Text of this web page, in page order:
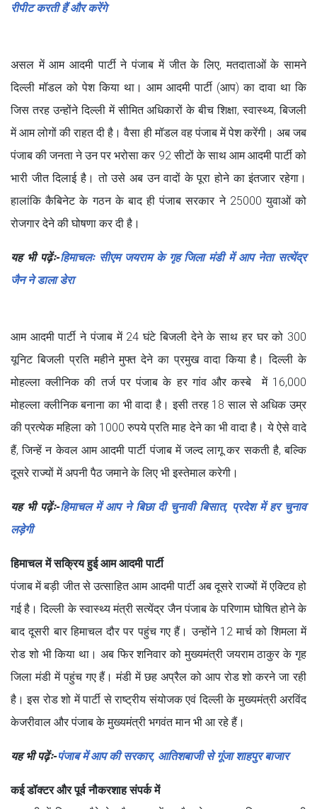
रीपीट करती हैं और करेंगे
असल में आम आदमी पार्टी ने पंजाब में जीत के लिए, मतदाताओं के सामने
दिल्ली मॉडल को पेश किया था। आम आदमी पार्टी (आप) का दावा था कि
जिस तरह उन्होंने दिल्ली में सीमित अधिकारों के बीच शिक्षा, स्वास्थ्य, बिजली
में आम लोगों की राहत दी है। वैसा ही मॉडल वह पंजाब में पेश करेंगी। अब जब
पंजाब की जनता ने उन पर भरोसा कर 92 सीटों के साथ आम आदमी पार्टी को
भारी जीत दिलाई है। तो उसे अब उन वादों के पूरा होने का इंतजार रहेगा।
हालांकि कैबिनेट के गठन के बाद ही पंजाब सरकार ने 25000 युवाओं को
रोजगार देने की घोषणा कर दी है।
यह भी पढ़ेंः-हिमाचलः सीएम जयराम के गृह जिला मंडी में आप नेता सत्येंद्र
जैन ने डाला डेरा
आम आदमी पार्टी ने पंजाब में 24 घंटे बिजली देने के साथ हर घर को 300
यूनिट बिजली प्रति महीने मुफ्त देने का प्रमुख वादा किया है। दिल्ली के
मोहल्ला क्लीनिक की तर्ज पर पंजाब के हर गांव और कस्बे में 16,000
मोहल्ला क्लीनिक बनाना का भी वादा है। इसी तरह 18 साल से अधिक उम्र
की प्रत्येक महिला को 1000 रुपये प्रति माह देने का भी वादा है। ये ऐसे वादे
हैं, जिन्हें न केवल आम आदमी पार्टी पंजाब में जल्द लागू कर सकती है, बल्कि
दूसरे राज्यों में अपनी पैठ जमाने के लिए भी इस्तेमाल करेगी।
यह भी पढ़ेंः-हिमाचल में आप ने बिछा दी चुनावी बिसात, प्रदेश में हर चुनाव
लड़ेगी
हिमाचल में सक्रिय हुई आम आदमी पार्टी
पंजाब में बड़ी जीत से उत्साहित आम आदमी पार्टी अब दूसरे राज्यों में एक्टिव हो
गई है। दिल्ली के स्वास्थ्य मंत्री सत्येंद्र जैन पंजाब के परिणाम घोषित होने के
बाद दूसरी बार हिमाचल दौर पर पहुंच गए हैं। उन्होंने 12 मार्च को शिमला में
रोड शो भी किया था। अब फिर शनिवार को मुख्यमंत्री जयराम ठाकुर के गृह
जिला मंडी में पहुंच गए हैं। मंडी में छह अप्रैल को आप रोड शो करने जा रही
है। इस रोड शो में पार्टी से राष्ट्रीय संयोजक एवं दिल्ली के मुख्यमंत्री अरविंद
केजरीवाल और पंजाब के मुख्यमंत्री भगवंत मान भी आ रहे हैं।
यह भी पढ़ेंः-पंजाब में आप की सरकार, आतिशबाजी से गूंजा शाहपुर बाजार
कई डॉक्टर और पूर्व नौकरशाह संपर्क में